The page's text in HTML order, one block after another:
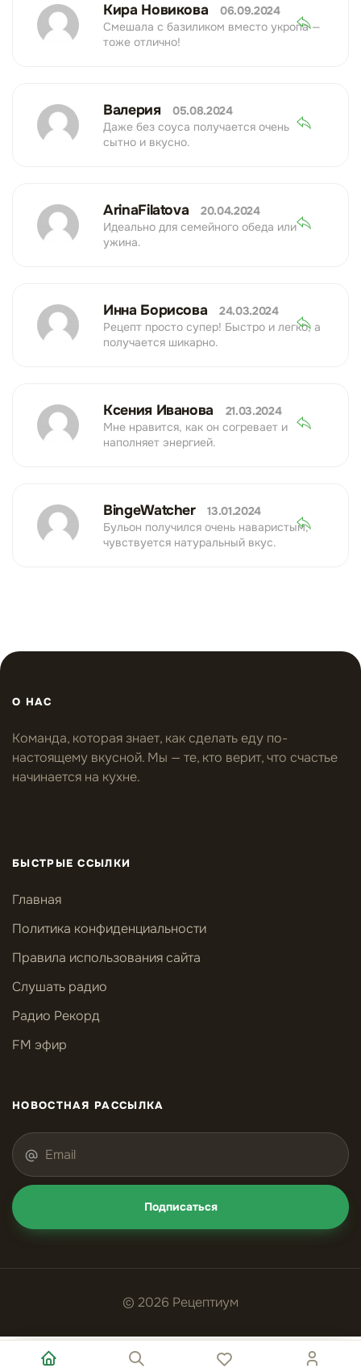
Кира Новикова
06.09.2024
Смешала с базиликом вместо укропа —
тоже отлично!
Валерия
05.08.2024
Даже без соуса получается очень
сытно и вкусно.
ArinaFilatova
20.04.2024
Идеально для семейного обеда или
ужина.
Инна Борисова
24.03.2024
Рецепт просто супер! Быстро и легко, а
получается шикарно.
Ксения Иванова
21.03.2024
Мне нравится, как он согревает и
наполняет энергией.
BingeWatcher
13.01.2024
Бульон получился очень наваристым,
чувствуется натуральный вкус.
О НАС
Команда, которая знает, как сделать еду по-
настоящему вкусной. Мы — те, кто верит, что счастье
начинается на кухне.
БЫСТРЫЕ ССЫЛКИ
Главная
Политика конфиденциальности
Правила использования сайта
Слушать радио
Радио Рекорд
FM эфир
НОВОСТНАЯ РАССЫЛКА
Подписаться
© 2026 Рецептиум